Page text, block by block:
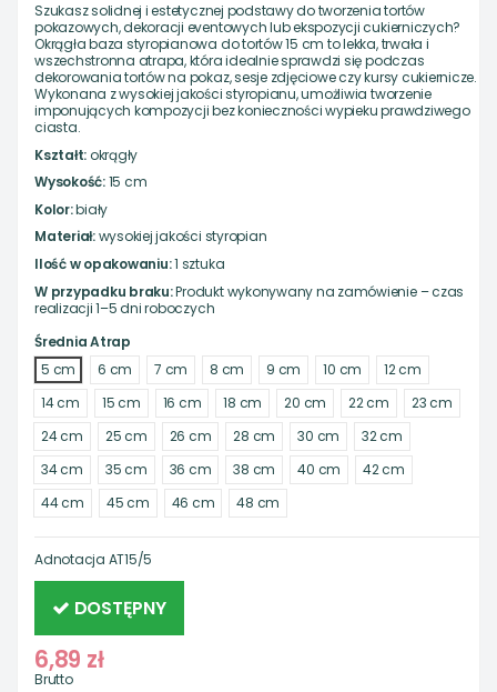
Szukasz solidnej i estetycznej podstawy do tworzenia tortów
pokazowych, dekoracji eventowych lub ekspozycji cukierniczych?
Okrągła baza styropianowa do tortów 15 cm to lekka, trwała i
wszechstronna atrapa, która idealnie sprawdzi się podczas
dekorowania tortów na pokaz, sesje zdjęciowe czy kursy cukiernicze.
Wykonana z wysokiej jakości styropianu, umożliwia tworzenie
imponujących kompozycji bez konieczności wypieku prawdziwego
ciasta.
Kształt:okrągły
Wysokość:15 cm
Kolor:biały
Materiał:wysokiej jakości styropian
Ilość w opakowaniu:1 sztuka
W przypadku braku:Produkt wykonywany na zamówienie – czas
realizacji 1–5 dni roboczych
Średnia Atrap
5 cm
6 cm 7 cm 8 cm 9 cm 10 cm
12 cm
14 cm
15 cm 16 cm 18 cm 20 cm 22 cm
23 cm
24 cm
25 cm 26 cm 28 cm 30 cm
32 cm
34 cm
35 cm 36 cm 38 cm 40 cm
42 cm
44 cm
45 cm 46 cm 48 cm
Adnotacja AT15/5
DOSTĘPNY
6,89 zł
Brutto